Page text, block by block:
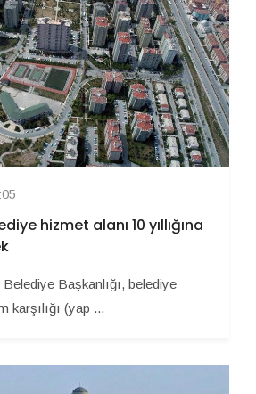
hizmet alanı 10 yıllığına
Başkanlığı, belediye
karşılığı (yap ...